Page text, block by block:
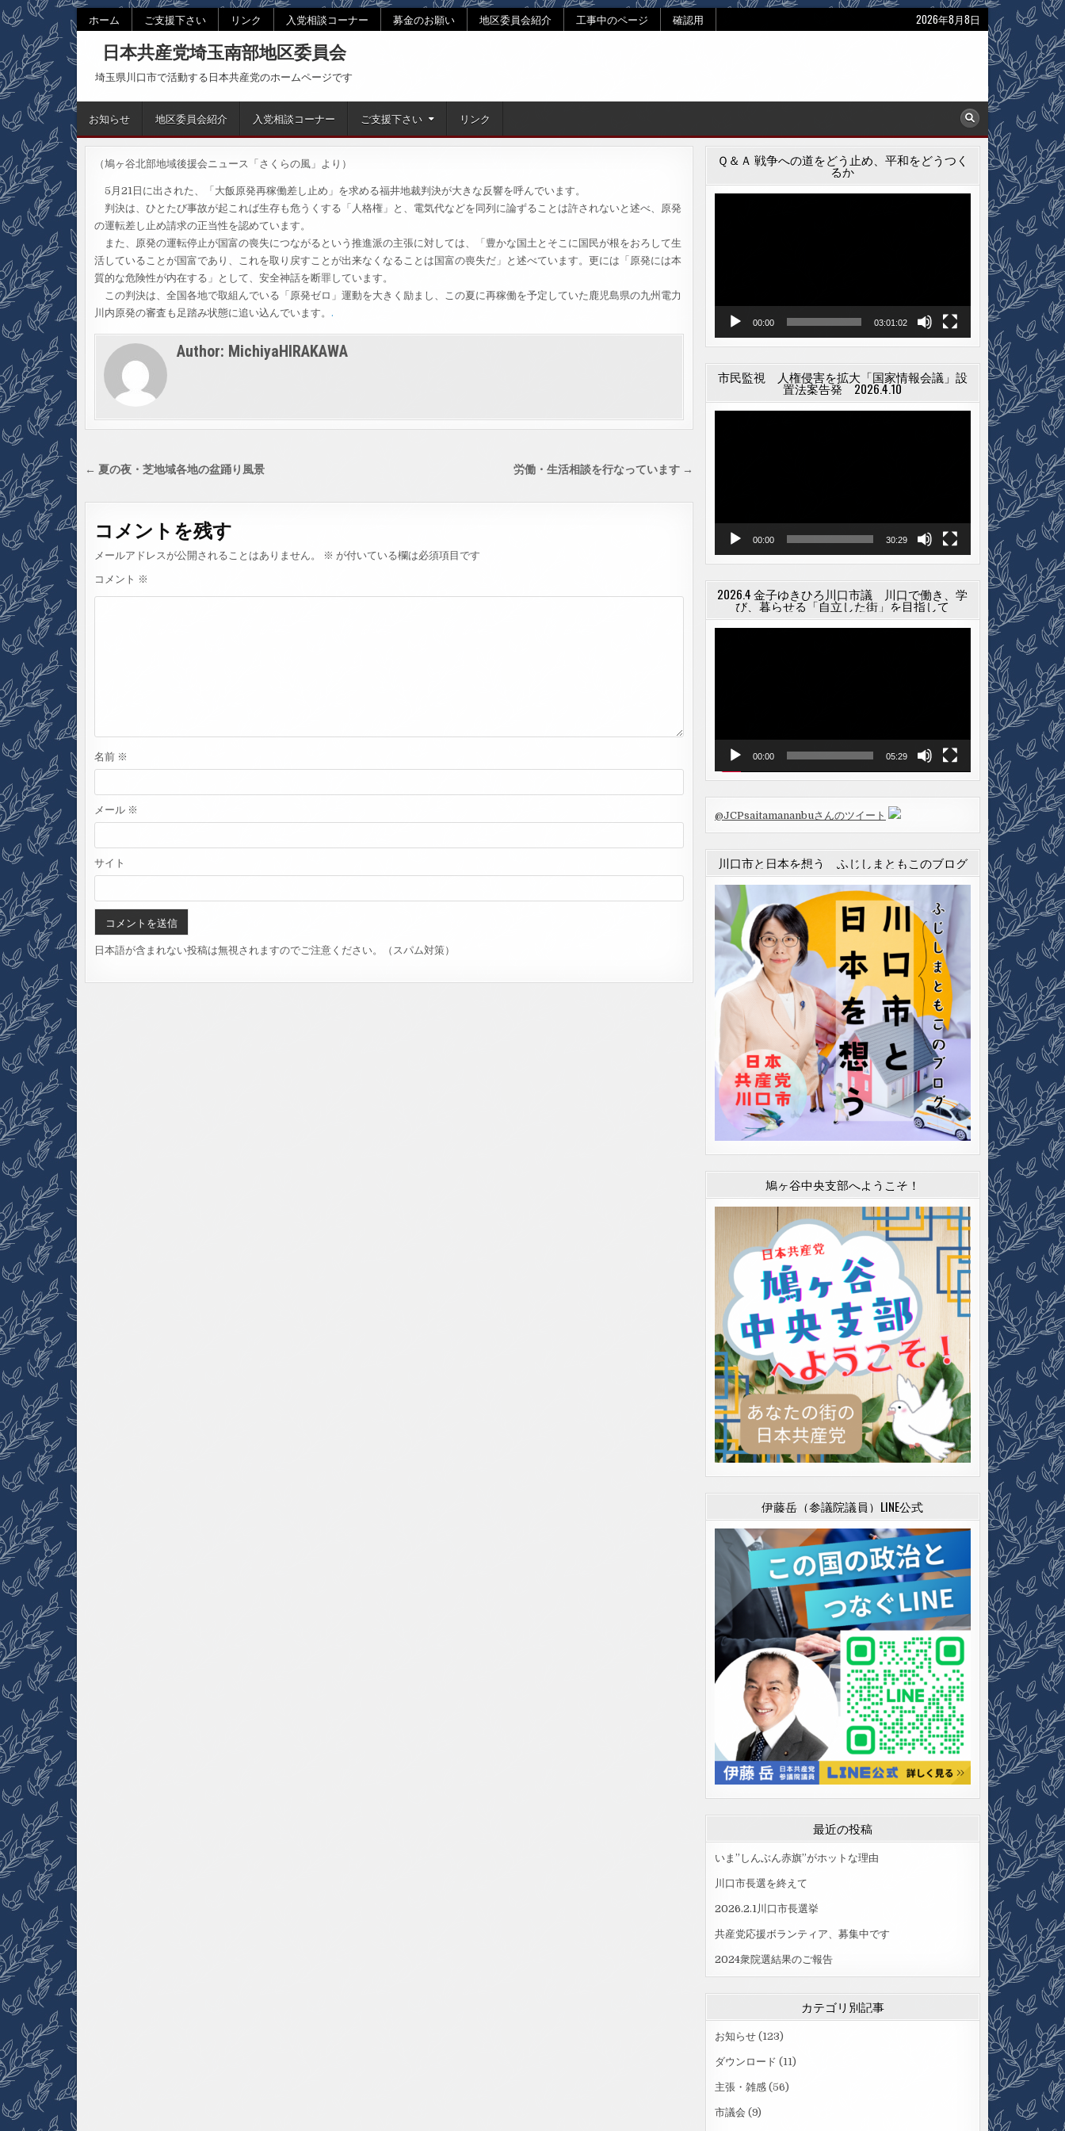
Skip
content
ホーム ご支援下さい リンク 入党相談コーナー 募金のお願い 地区委員会紹介 工事中のページ 確認用 2026年8月8日
日本共産党埼玉南部地区委員会
埼玉県川口市で活動する日本共産党のホームページです
お知らせ 地区委員会紹介 入党相談コーナー ご支援下さい リンク
（鳩ヶ谷北部地域後援会ニュース「さくらの風」より）
5月21日に出された、「大飯原発再稼働差し止め」を求める福井地裁判決が大きな反響を呼んでいます。
判決は、ひとたび事故が起これば生存も危うくする「人格権」と、電気代などを同列に論ずることは許されないと述べ、原発
の運転差し止め請求の正当性を認めています。
また、原発の運転停止が国富の喪失につながるという推進派の主張に対しては、「豊かな国土とそこに国民が根をおろして生
活していることが国富であり、これを取り戻すことが出来なくなることは国富の喪失だ」と述べています。更には「原発には本
質的な危険性が内在する」として、安全神話を断罪しています。
この判決は、全国各地で取組んでいる「原発ゼロ」運動を大きく励まし、この夏に再稼働を予定していた鹿児島県の九州電力
川内原発の審査も足踏み状態に追い込んでいます。 .
Author: MichiyaHIRAKAWA
投
ビ
ゲ
ー
シ
労働・生活相談を行なっています →
← 夏の夜・芝地域各地の盆踊り風景
コメントを残す
メールアドレスが公開されることはありません。 ※ が付いている欄は必須項目です
コメント ※
名前 ※
メール ※
サイト
日本語が含まれない投稿は無視されますのでご注意ください。（スパム対策）
Ｑ＆Ａ 戦争への道をどう止め、平和をどうつく
るか
00:00 03:01:02
市民監視 人権侵害を拡大「国家情報会議」設
置法案告発 2026.4.10
00:00 30:29
2026.4 金子ゆきひろ川口市議 川口で働き、学
び、暮らせる「自立した街」を目指して
00:00 05:29
@JCPsaitamananbuさんのツイート
川口市と日本を想う ふじしまともこのブログ
鳩ヶ谷中央支部へようこそ！
伊藤岳（参議院議員）LINE公式
最近の投稿
いま”しんぶん赤旗”がホットな理由
川口市長選を終えて
2026.2.1川口市長選挙
共産党応援ボランティア、募集中です
2024衆院選結果のご報告
カテゴリ別記事
お知らせ(123)
ダウンロード (11)
主張・雑感(56)
市議会 (9)